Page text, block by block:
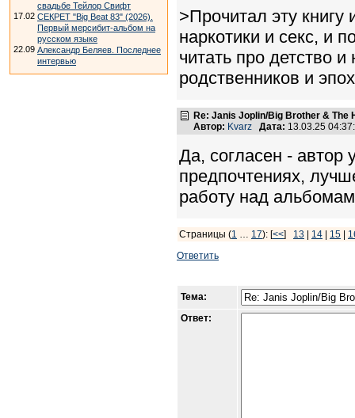
свадьбе Тейлор Свифт
17.02 СЕКРЕТ "Big Beat 83" (2026).
Первый мерсибит-альбом на
русском языке
22.09 Александр Беляев. Последнее
интервью
>Прочитал эту
наркотики и секс, и
читать про детство
родственников и
Re: Janis Joplin/Big Brother & The
Автор: Kvarz Дата: 13.03.25
Да, согласен - автор
предпочтениях,
работу над
Страницы (1 … 17): [<<] 13 14 15
Ответить
Тема:
Ответ: